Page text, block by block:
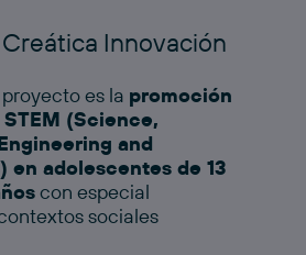
Innovación
es la promoción
(Science,
and
en adolescentes de 13
con especial
sociales